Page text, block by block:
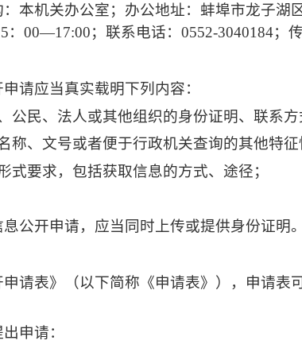
本机关办公室；办公地址： 蚌埠市龙子湖
： 00—17:00；联系电话： 0552-3040184；
请应当真实载明下列内容：
公民、法人或其他组织的身份证明、联系方
称、文号或者便于行政机关查询的其他特征
式要求，包括获取信息的方式、途径；
公开申请，应当同时上传或提供身份证明。
请表》（以下简称《申请表》），申请表
申请：